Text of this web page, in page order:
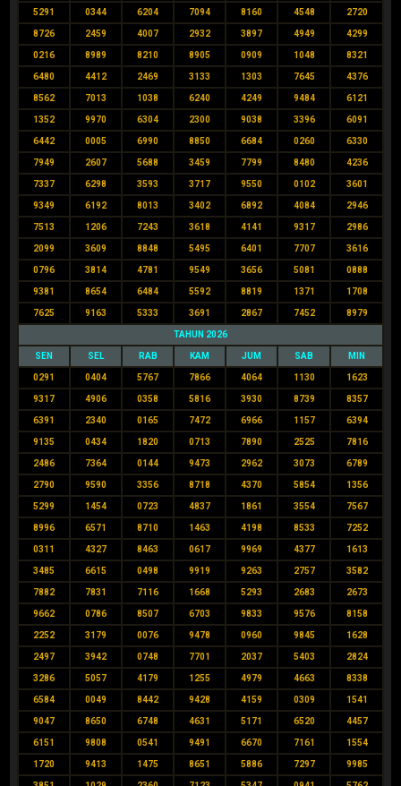
5291 0344 6204 7094 8160 4548 2720
8726 2459 4007 2932 3897 4949 4299
0216 8989 8210 8905 0909 1048 8321
6480 4412 2469 3133 1303 7645 4376
8562 7013 1038 6240 4249 9484 6121
1352 9970 6304 2300 9038 3396 6091
6442 0005 6990 8850 6684 0260 6330
7949 2607 5688 3459 7799 8480 4236
7337 6298 3593 3717 9550 0102 3601
9349 6192 8013 3402 6892 4084 2946
7513 1206 7243 3618 4141 9317 2986
2099 3609 8848 5495 6401 7707 3616
0796 3814 4781 9549 3656 5081 0888
9381 8654 6484 5592 8819 1371 1708
7625 9163 5333 3691 2867 7452 8979
TAHUN 2026
SEN SEL RAB KAM JUM SAB MIN
0291 0404 5767 7866 4064 1130 1623
9317 4906 0358 5816 3930 8739 8357
6391 2340 0165 7472 6966 1157 6394
9135 0434 1820 0713 7890 2525 7816
2486 7364 0144 9473 2962 3073 6789
2790 9590 3356 8718 4370 5854 1356
5299 1454 0723 4837 1861 3554 7567
8996 6571 8710 1463 4198 8533 7252
0311 4327 8463 0617 9969 4377 1613
3485 6615 0498 9919 9263 2757 3582
7882 7831 7116 1668 5293 2683 2673
9662 0786 8507 6703 9833 9576 8158
2252 3179 0076 9478 0960 9845 1628
2497 3942 0748 7701 2037 5403 2824
3286 5057 4179 1255 4979 4663 8338
6584 0049 8442 9428 4159 0309 1541
9047 8650 6748 4631 5171 6520 4457
6151 9808 0541 9491 6670 7161 1554
1720 9413 1475 8651 5886 7297 9985